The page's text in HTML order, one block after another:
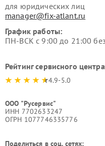
для юридических лиц
manager@fix-atlant.ru
График работы:
ПН-ВСК с 9:00 до 21:00
Рейтинг сервисного центра
4.9-5.0
ООО "Русервис"
ИНН 7702633247
ОГРН 1077746335776
Поделиться в соц. сетях: